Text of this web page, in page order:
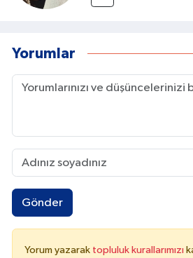
Yorumlar
Gönder
Yorum yazarak topluluk kurallarımızı